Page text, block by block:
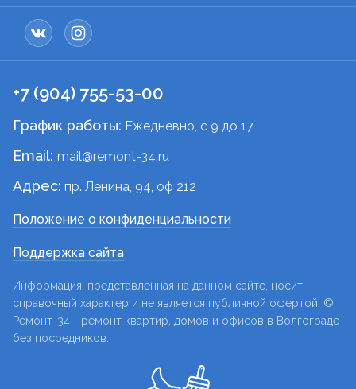
+7 (904) 755-53-00
График работы: Ежедневно, c 9 до 17
Email: mail@remont-34.ru
Адрес: пр. Ленина, 94, оф 212
Положение о конфиденциальности
Поддержка сайта
Информация, представленная на данном сайте, носит
справочный характер и не является публичной офертой. ©
Ремонт-34 - ремонт квартир, домов и офисов в Волгограде
без посредников.